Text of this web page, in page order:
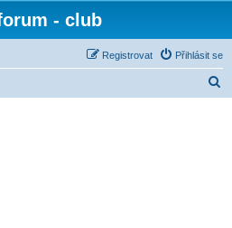
- club
Přihlásit se
Registrovat